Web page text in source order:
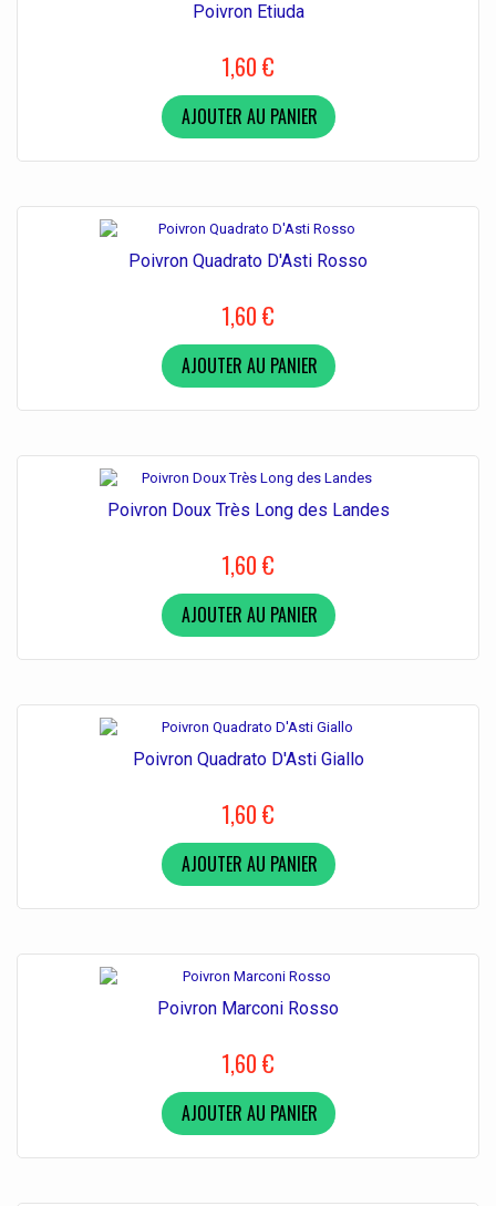
Poivron Etiuda
1,60 €
AJOUTER AU PANIER
Poivron Quadrato D'Asti Rosso
1,60 €
AJOUTER AU PANIER
Poivron Doux Très Long des Landes
1,60 €
AJOUTER AU PANIER
Poivron Quadrato D'Asti Giallo
1,60 €
AJOUTER AU PANIER
Poivron Marconi Rosso
1,60 €
AJOUTER AU PANIER